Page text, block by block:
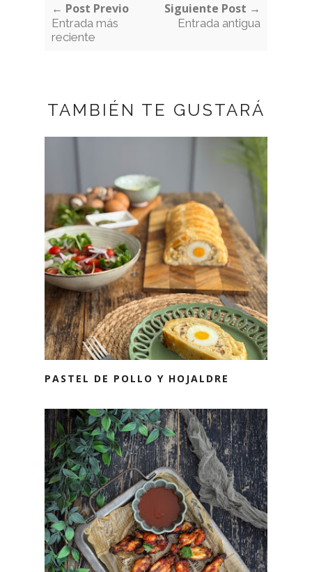
← Post Previo
Entrada más
reciente
Siguiente Post →
Entrada antigua
TAMBIÉN TE GUSTARÁ
PASTEL DE POLLO Y HOJALDRE